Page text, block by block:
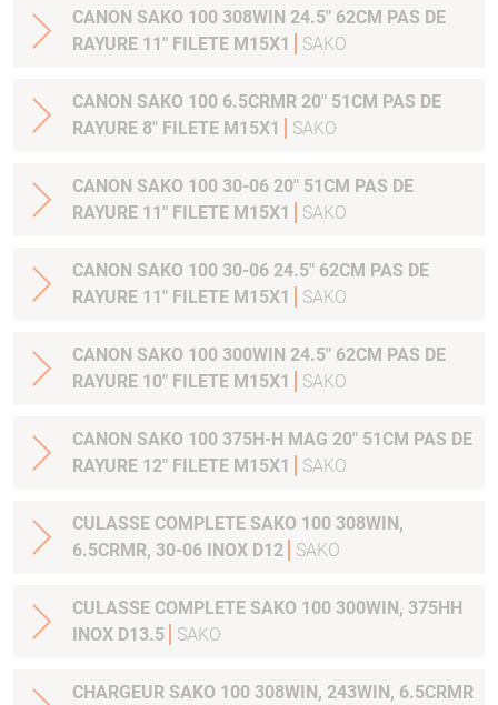
CANON SAKO 100 308WIN 24.5" 62CM PAS DE
RAYURE 11" FILETE M15X1
SAKO
CANON SAKO 100 6.5CRMR 20" 51CM PAS DE
RAYURE 8" FILETE M15X1
SAKO
CANON SAKO 100 30-06 20" 51CM PAS DE
RAYURE 11" FILETE M15X1
SAKO
CANON SAKO 100 30-06 24.5" 62CM PAS DE
RAYURE 11" FILETE M15X1
SAKO
CANON SAKO 100 300WIN 24.5" 62CM PAS DE
RAYURE 10" FILETE M15X1
SAKO
CANON SAKO 100 375H-H MAG 20" 51CM PAS DE
RAYURE 12" FILETE M15X1
SAKO
CULASSE COMPLETE SAKO 100 308WIN,
6.5CRMR, 30-06 INOX D12
SAKO
CULASSE COMPLETE SAKO 100 300WIN, 375HH
INOX D13.5
SAKO
CHARGEUR SAKO 100 308WIN, 243WIN, 6.5CRMR